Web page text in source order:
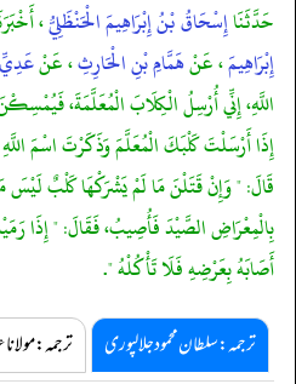
حَدَّثَنَاإِسْحَاقُ بْنُ إِبْرَاهِيمَ الْحَنْظَلِيُّ،
إِبْرَاهِيمَ، عَنْهَمَّامِ بْنِ الْحَارِثِ، عَنْ
اللَّهِ، إِنِّي أُرْسِلُ الْكِلَابَ الْمُعَلَّمَةَ،
إِذَا أَرْسَلْتَ كَلْبَكَ الْمُعَلَّمَ وَذَكَرْتَ اسْمَ
قَالَ: " وَإِنْ قَتَلْنَ مَا لَمْ يَشْرَكْهَا كَلْبٌ لَيْسَ
بِالْمِعْرَاضِ الصَّيْدَ فَأُصِيبُ، فَقَالَ: " إِذَا
أَصَابَهُ بِعَرْضِهِ فَلَا تَأْكُلْهُ ".
ترجمہ:سلطان محمود جلالپوری